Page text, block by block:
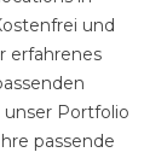
und
erfahrenes
Portfolio
passende